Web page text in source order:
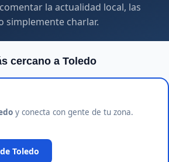
la actualidad local, las
simplemente charlar.
cercano a Toledo
y conecta con gente de tu zona.
Toledo